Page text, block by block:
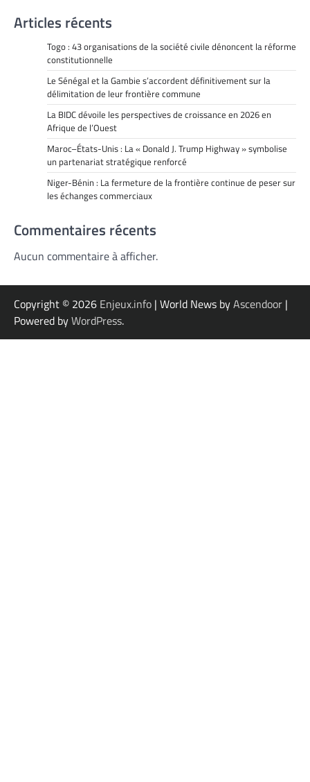
Articles récents
Togo : 43 organisations de la société civile dénoncent la réforme
constitutionnelle
Le Sénégal et la Gambie s’accordent définitivement sur la
délimitation de leur frontière commune
La BIDC dévoile les perspectives de croissance en 2026 en
Afrique de l’Ouest
Maroc–États-Unis : La « Donald J. Trump Highway » symbolise
un partenariat stratégique renforcé
Niger-Bénin : La fermeture de la frontière continue de peser sur
les échanges commerciaux
Commentaires récents
Aucun commentaire à afficher.
Copyright © 2026 Enjeux.info | World News byAscendoor |
Powered byWordPress.